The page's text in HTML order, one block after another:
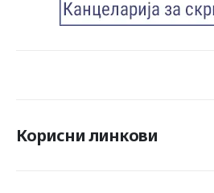
Корисни линкови